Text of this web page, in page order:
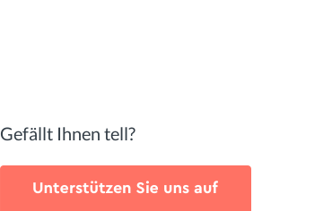
Gefällt Ihnen tell?